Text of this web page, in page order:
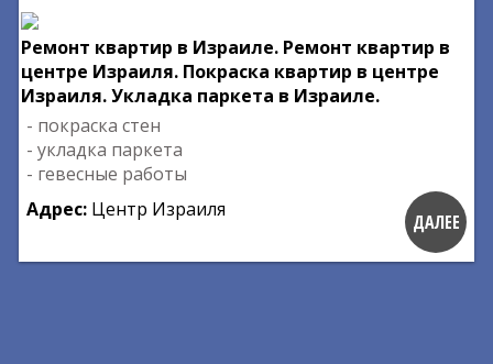
Ремонт квартир в Израиле. Ремонт квартир в
центре Израиля. Покраска квартир в центре
Израиля. Укладка паркета в Израиле.
- покраска стен
- укладка паркета
- гевесные работы
Адрес: Центр Израиля
ДАЛЕЕ